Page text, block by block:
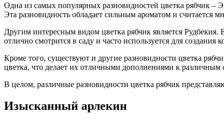
Одна из самых популярных разновидностей цветка рябчик
Эта разновидность обладает сильным ароматом и
Другим интересным видом цветка рябчик является
отлично смотрится в саду и часто используется для создания
Кроме того, существуют и другие разновидности цветка
цветка, что делает их отличными дополнениями к
В целом, различные разновидности цветка рябчик
Изысканный арлекин